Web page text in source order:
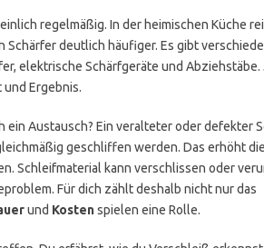
regelmäßig. In der heimischen Küche
Schärfer deutlich häufiger. Es gibt
elektrische Schärfgeräte und Abziehstäbe.
Ergebnis.
ein Austausch? Ein veralteter oder defekter
geschliffen werden. Das erhöht die
Schleifmaterial kann verschlissen oder
Für dich zählt deshalb nicht nur das
und Kostenspielen eine Rolle.